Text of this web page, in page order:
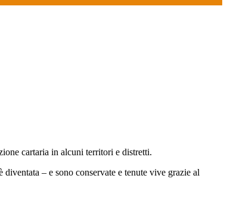
cartaria in alcuni territori e distretti.
– e sono conservate e tenute vive grazie al